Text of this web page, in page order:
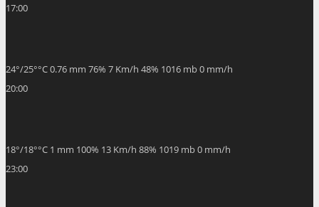
17:00
24°/25°°C0.76 mm 76% 7 Km/h 48% 1016 mb0 mm/h
20:00
18°/18°°C 1 mm 100% 13 Km/h 88% 1019 mb0 mm/h
23:00